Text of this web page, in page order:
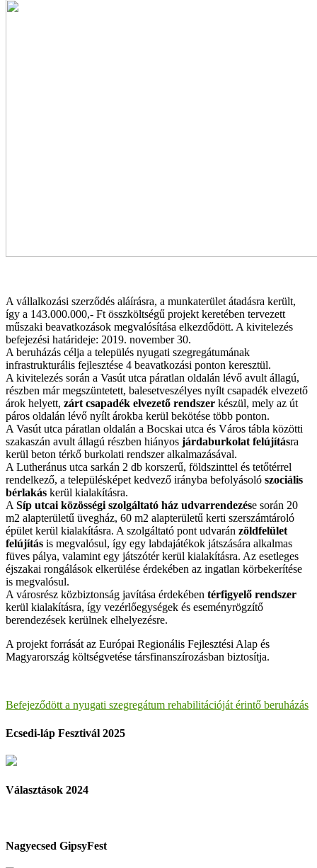
A vállalkozási szerződés aláírásra, a munkaterület átadásra került,
így a 143.000.000,- Ft összköltségű projekt keretében tervezett
műszaki beavatkozások megvalósítása elkezdődött. A kivitelezés
befejezési határideje: 2019. november 30.
A beruházás célja a település nyugati szegregátumának
infrastrukturális fejlesztése 4 beavatkozási ponton keresztül.
A kivitelezés során a Vasút utca páratlan oldalán lévő avult állagú,
részben már megszüntetett, balesetveszélyes nyílt csapadék elvezető
árok helyett, zárt csapadék elvezető rendszer készül, mely az út
páros oldalán lévő nyílt árokba kerül bekötése több ponton.
A Vasút utca páratlan oldalán a Bocskai utca és Város tábla közötti
szakaszán avult állagú részben hiányos járdaburkolat felújításra
kerül beton térkő burkolati rendszer alkalmazásával.
A Lutheránus utca sarkán 2 db korszerű, földszinttel és tetőtérrel
rendelkező, a településképet kedvező irányba befolyásoló szociális
bérlakás kerül kialakításra.
ASíp utcai közösségi szolgáltató ház udvarrendezése során 20
m2 alapterületű üvegház, 60 m2 alapterületű kerti szerszámtároló
épület kerül kialakításra. A szolgáltató pont udvarán zöldfelület
felújítás is megvalósul, így egy labdajátékok játszására alkalmas
füves pálya, valamint egy játszótér kerül kialakításra. Az esetleges
éjszakai rongálások elkerülése érdekében az ingatlan körbekerítése
is megvalósul.
A városrész közbiztonság javítása érdekében térfigyelő rendszer
kerül kialakításra, így vezérlőegységek és eseményrögzítő
berendezések kerülnek elhelyezésre.
A projekt forrását az Európai Regionális Fejlesztési Alap és
Magyarország költségvetése társfinanszírozásban biztosítja.
Befejeződött a nyugati szegregátum rehabilitációját érintő beruházás
Ecsedi-láp Fesztivál 2025
Választások 2024
Nagyecsed GipsyFest